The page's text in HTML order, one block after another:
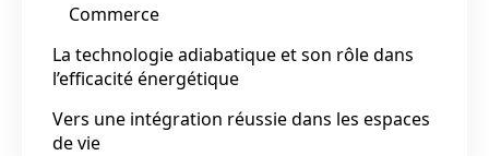
Commerce
La technologie adiabatique et son rôle dans
l’efficacité énergétique
Vers une intégration réussie dans les espaces
de vie